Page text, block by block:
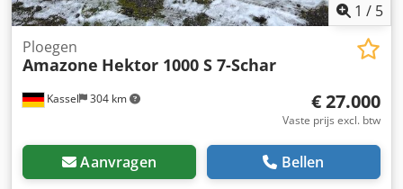
1 / 5
Kassel 304 km
Ploegen
Amazone Hektor 1000 S 7-Schar
€ 27.000
Vaste prijs excl. btw
Aanvragen Bellen